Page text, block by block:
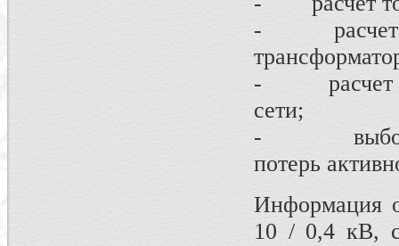
- расчет
- расчет
сети;
- выбор
потерь
Информация
10 / 0,4 кВ,